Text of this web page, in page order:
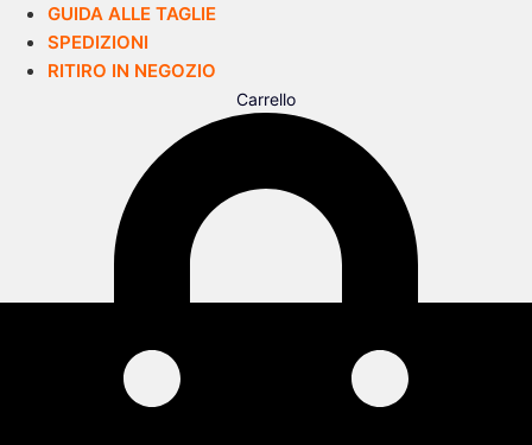
GUIDA ALLE TAGLIE
SPEDIZIONI
RITIRO IN NEGOZIO
Carrello